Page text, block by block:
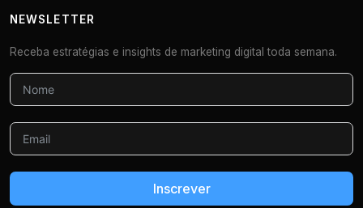
NEWSLETTER
Receba estratégias e insights de marketing digital toda semana.
Inscrever